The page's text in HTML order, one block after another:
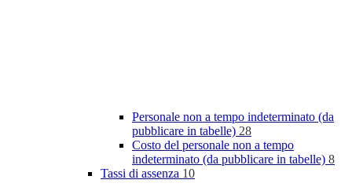
Personale non a tempo indeterminato (da
pubblicare in tabelle) 28
Costo del personale non a tempo
indeterminato (da pubblicare in tabelle) 8
Tassi di assenza 10